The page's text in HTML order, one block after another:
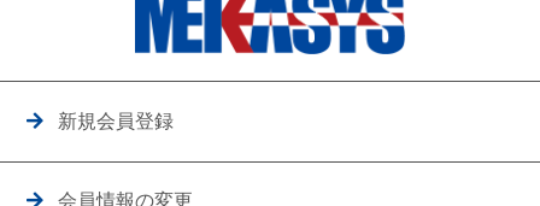
新規会員登録
会員情報の変更